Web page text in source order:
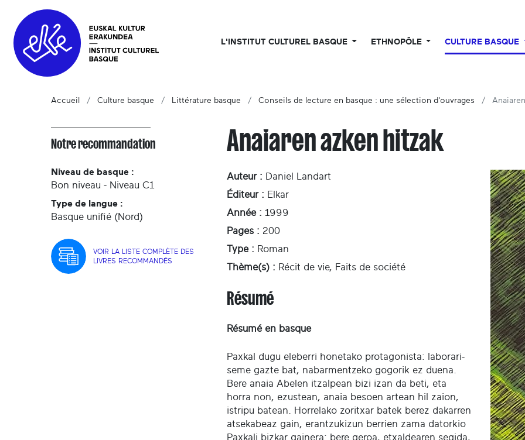
L'INSTITUT CULTUREL BASQUE ETHNOPÔLE CULTURE BASQUE
Accueil Culture basque Littérature basque Conseils de lecture en basque : une sélection d'ouvrages
Notre recommandation
Niveau de basque :
Bon niveau - Niveau C1
Type de langue :
Basque unifié (Nord)
VOIR LA LISTE COMPLÈTE DES
LIVRES RECOMMANDÉS
Anaiaren azken hitzak
Auteur : Daniel Landart
Éditeur : Elkar
Année : 1999
Pages : 200
Type : Roman
Thème(s) : Récit de vie, Faits de société
Résumé
Résumé en basque
Paxkal dugu eleberri honetako protagonista: laborari-
seme gazte bat, nabarmentzeko gogorik ez duena.
Bere anaia Abelen itzalpean bizi izan da beti, eta
horra non, ezustean, anaia besoen artean hil zaion,
istripu batean. Horrelako zoritxar batek berez dakarren
atsekabeaz gain, erantzukizun berrien zama datorkio
Paxkali bizkar gainera: bere geroa, etxaldearen segida,